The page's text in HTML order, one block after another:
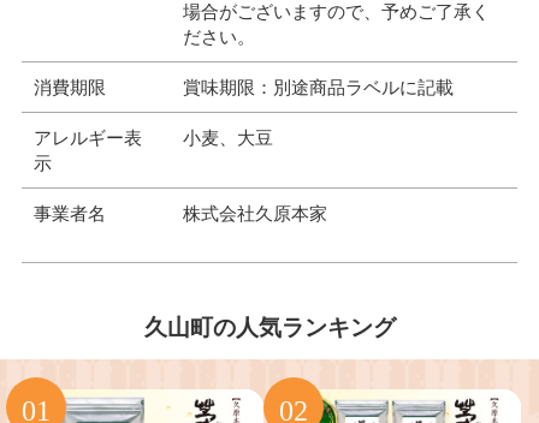
場合がございますので、予めご了承く
ださい。
消費期限 賞味期限：別途商品ラベルに記載
アレルギー表
示
小麦、大豆
事業者名 株式会社久原本家
久山町の人気ランキング